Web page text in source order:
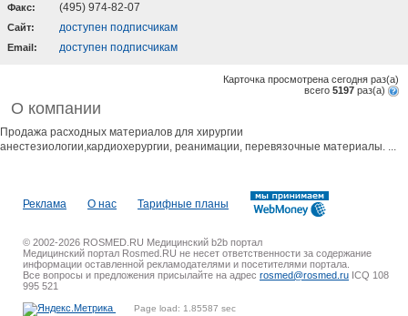
Факс: (495) 974-82-07
Cайт: доступен подписчикам
Email: доступен подписчикам
Карточка просмотрена сегодня раз(a)
всего 5197 раз(a)
О компании
Продажа расходных материалов для хирургии
анестезиологии,кардиохерургии, реанимации, перевязочные материалы. ...
Реклама О нас Тарифные планы
© 2002-2026 ROSMED.RU Медицинский b2b портал
Медицинский портал Rosmed.RU не несет ответственности за содержание
информации оставленной рекламодателями и посетителями портала.
Все вопросы и предложения присылайте на адрес rosmed@rosmed.ru ICQ 108
995 521
Page load: 1.85587 sec